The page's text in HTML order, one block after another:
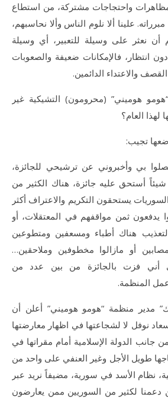
واحتجاجات مشتركة، من استطاع
علينا ألا نلوم الناس وألا نحاسبهم،
أن نعثر على وسيلة للتعبير، أي وسيلة
انتظار، فالإمكانات ضعيفة والصعوبات
والاعتداء الدائمين.
هوميني” (محرومون) التشيكية غير
لهذا العام؟
تجيب:
بي وأخبروني عن ترشيحي للجائزة،
أستحق عليه جائزة، هناك الكثير من
يستحقون التكريم والاعتراف أكثر
يدفعون ثمن مواقفهم في المعتقلات، أو
هناك أطباء ومسعفين ومتطوعين
أو مازالوا مخطوفين وملاحقين…
أني فزت بالجائزة من بين عدد من
عمل المنظمة.
مدير منظمة “هومو هوميني” أعلن أن
نوفل لا لشجاعتها في اظهار معارضتها
جانب الدولة الإسلامية أمام مقراتها في
طويل الأجل وغير العنفي على واحد من
نظام الأسد في سورية، مضيفاً نريد عبر
دعمنا لكثير من السوريين ممن يعارضون